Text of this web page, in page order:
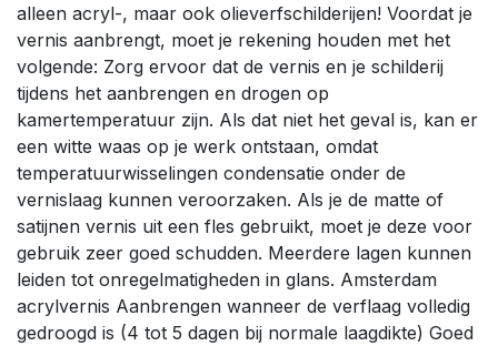
alleen acryl-, maar ook olieverfschilderijen! Voordat je
vernis aanbrengt, moet je rekening houden met het
volgende: Zorg ervoor dat de vernis en je schilderij
tijdens het aanbrengen en drogen op
kamertemperatuur zijn. Als dat niet het geval is, kan er
een witte waas op je werk ontstaan, omdat
temperatuurwisselingen condensatie onder de
vernislaag kunnen veroorzaken. Als je de matte of
satijnen vernis uit een fles gebruikt, moet je deze voor
gebruik zeer goed schudden. Meerdere lagen kunnen
leiden tot onregelmatigheden in glans. Amsterdam
acrylvernis Aanbrengen wanneer de verflaag volledig
gedroogd is (4 tot 5 dagen bij normale laagdikte) Goed